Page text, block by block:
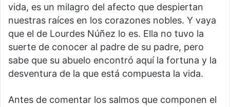
vida, es un milagro del afecto que despiertan
nuestras raíces en los corazones nobles. Y vaya
que el de Lourdes Núñez lo es. Ella no tuvo la
suerte de conocer al padre de su padre, pero
sabe que su abuelo encontró aquí la fortuna y la
desventura de la que está compuesta la vida.
Antes de comentar los salmos que componen el